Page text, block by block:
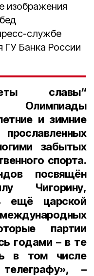
изображения
службе
ГУ Банка России
славы“
Олимпиады
и зимние
забытых
спорта.
посвящён
Чигорину,
ещё царской
партии
годами – в те
в том числе
–